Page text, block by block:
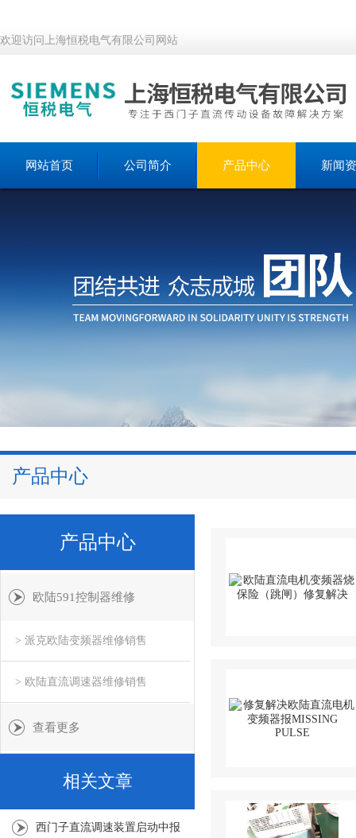
欢迎访问上海恒税电气有限公司网站
网站首页 公司简介 产品中心 新闻
产品中心
产品中心
欧陆591控制器维修
> 派克欧陆变频器维修销售
> 欧陆直流调速器维修销售
查看更多
相关文章
西门子直流调速装置启动中报